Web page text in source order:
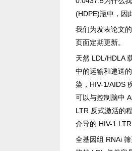
(HDPE)瓶中，因
我们为发表论文
页面定期更新。
天然 LDL/HDLA
中的运输和递送
染， HIV-1/AIDS
可以与控制脑中
LTR 反式激活的
介导的 HIV-1
全基因组 RNAi